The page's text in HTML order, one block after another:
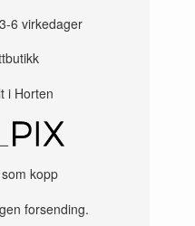
6 virkedager
i Horten
kopp
forsending.